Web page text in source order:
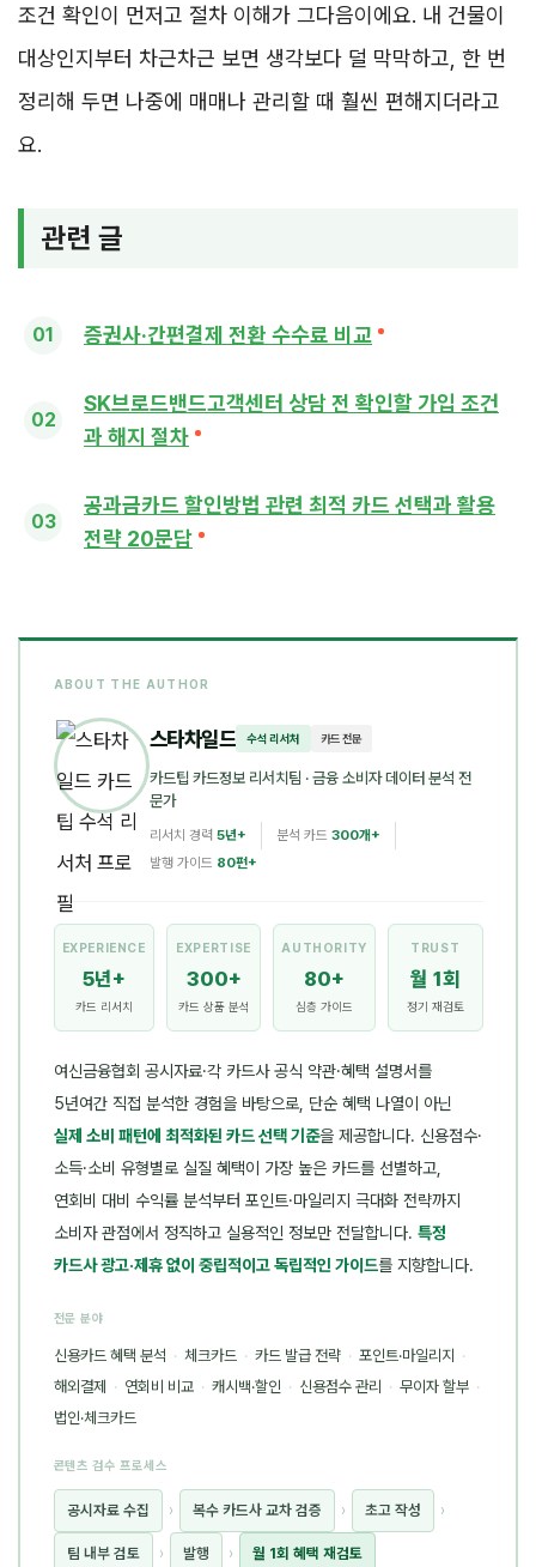
조건 확인이 먼저고 절차 이해가 그다음이에요. 내 건물이
대상인지부터 차근차근 보면 생각보다 덜 막막하고, 한 번
정리해 두면 나중에 매매나 관리할 때 훨씬 편해지더라고
요.
관련 글
증권사·간편결제 전환 수수료 비교
SK브로드밴드고객센터 상담 전 확인할 가입 조건
과 해지 절차
공과금카드 할인방법 관련 최적 카드 선택과 활용
전략 20문답
ABOUT THE AUTHOR
스타차일드 수석 리서처 카드 전문
카드팁 카드정보 리서치팀 · 금융 소비자 데이터 분석 전
문가
리서치 경력 5년+ 분석 카드 300개+
발행 가이드 80편+
EXPERIENCE
5년+
카드 리서치
EXPERTISE
300+
카드 상품 분석
AUTHORITY
80+
심층 가이드
TRUST
월 1회
정기 재검토
여신금융협회 공시자료·각 카드사 공식 약관·혜택 설명서를
5년여간 직접 분석한 경험을 바탕으로, 단순 혜택 나열이 아닌
실제 소비 패턴에 최적화된 카드 선택 기준을 제공합니다. 신용점수·
소득·소비 유형별로 실질 혜택이 가장 높은 카드를 선별하고,
연회비 대비 수익률 분석부터 포인트·마일리지 극대화 전략까지
소비자 관점에서 정직하고 실용적인 정보만 전달합니다. 특정
카드사 광고·제휴 없이 중립적이고 독립적인 가이드를 지향합니다.
전문 분야
신용카드 혜택 분석 · 체크카드 · 카드 발급 전략 · 포인트·마일리지 ·
해외결제 · 연회비 비교 · 캐시백·할인 · 신용점수 관리 · 무이자 할부 ·
법인·체크카드
콘텐츠 검수 프로세스
공시자료 수집 › 복수 카드사 교차 검증 › 초고 작성 ›
팀 내부 검토 › 발행 › 월 1회 혜택 재검토